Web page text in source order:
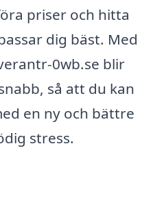
priser och hitta
dig bäst. Med
0wb.se blir
så att du kan
en ny och bättre
stress.